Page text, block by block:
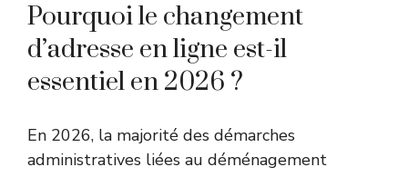
Pourquoi le changement
d’adresse en ligne est-il
essentiel en 2026 ?
En 2026, la majorité des démarches
administratives liées au déménagement